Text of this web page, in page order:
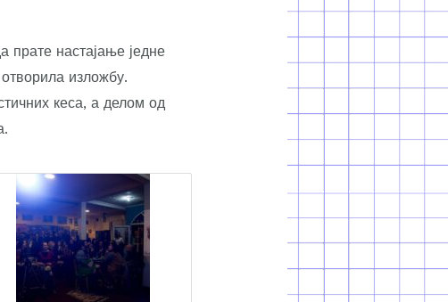
прате настајање једне
изложбу.
кеса, а делом од